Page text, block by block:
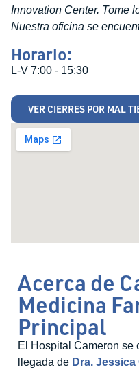
Innovation Center. Tome
Nuestra oficina se
Horario:
L-V 7:00 - 15:30
VER CIERRES POR MAL
Acerca de
Medicina
Principal
El Hospital Cameron se
llegada de Dra.